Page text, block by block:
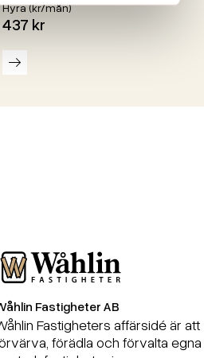
Hyra (kr/mån)
437 kr
Läs mer
Fastigheter AB
Fastigheter AB
Fastigheters affärsidé är att
förädla och förvalta egna